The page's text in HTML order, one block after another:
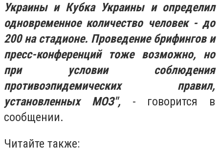
Украины и Кубка Украины и определил
одновременное количество человек - до
200 на стадионе. Проведение брифингов и
пресс-конференций тоже возможно, но
при условии соблюдения
противоэпидемических правил,
установленных МОЗ", - говорится в
сообщении.
Читайте также: